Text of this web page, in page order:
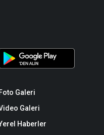
Foto Galeri
Galeri
Haberler